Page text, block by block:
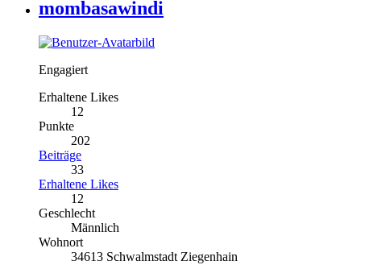
mombasawindi
Engagiert
Erhaltene Likes
12
Punkte
202
Beiträge
33
Erhaltene Likes
12
Geschlecht
Männlich
Wohnort
34613 Schwalmstadt Ziegenhain